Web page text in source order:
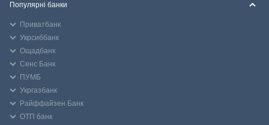
Популярні банки
Приватбанк
Укрсиббанк
Ощадбанк
Сенс Банк
ПУМБ
Укргазбанк
Райффайзен Банк
ОТП банк